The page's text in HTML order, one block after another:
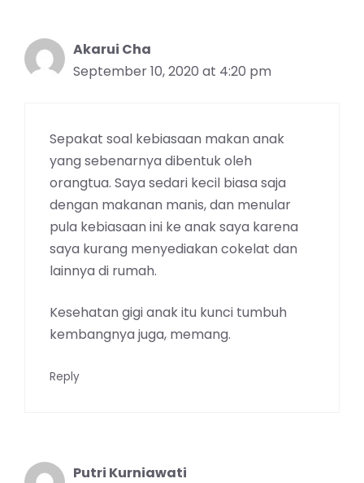
Akarui Cha
September 10, 2020 at 4:20 pm
Sepakat soal kebiasaan makan anak
yang sebenarnya dibentuk oleh
orangtua. Saya sedari kecil biasa saja
dengan makanan manis, dan menular
pula kebiasaan ini ke anak saya karena
saya kurang menyediakan cokelat dan
lainnya di rumah.
Kesehatan gigi anak itu kunci tumbuh
kembangnya juga, memang.
Reply
Putri Kurniawati